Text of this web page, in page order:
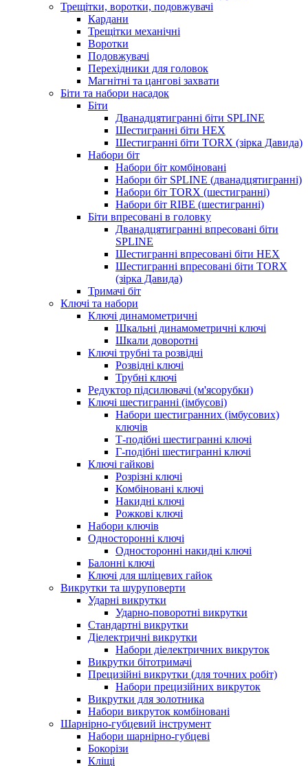
Трещітки, воротки, подовжувачі
Кардани
Трещітки механічні
Воротки
Подовжувачі
Перехідники для головок
Магнітні та цангові захвати
Біти та набори насадок
Біти
Дванадцятигранні біти SPLINE
Шестигранні біти HEX
Шестигранні біти TORX (зірка Давида)
Набори біт
Набори біт комбіновані
Набори біт SPLINE (дванадцятигранні)
Набори біт TORX (шестигранні)
Набори біт RIBE (шестигранні)
Біти впресовані в головку
Дванадцятигранні впресовані біти
SPLINE
Шестигранні впресовані біти HEX
Шестигранні впресовані біти TORX
(зірка Давида)
Тримачі біт
Ключі та набори
Ключі динамометричні
Шкальні динамометричні ключі
Шкали доворотні
Ключі трубні та розвідні
Розвідні ключі
Трубні ключі
Редуктор підсилювачі (м'ясорубки)
Ключі шестигранні (імбусові)
Набори шестигранних (імбусових)
ключів
Т-подібні шестигранні ключі
Г-подібні шестигранні ключі
Ключі гайкові
Розрізні ключі
Комбіновані ключі
Накидні ключі
Рожкові ключі
Набори ключів
Односторонні ключі
Односторонні накидні ключі
Балонні ключі
Ключі для шліцевих гайок
Викрутки та шуруповерти
Ударні викрутки
Ударно-поворотні викрутки
Стандартні викрутки
Діелектричні викрутки
Набори діелектричних викруток
Викрутки бітотримачі
Прецизійні викрутки (для точних робіт)
Набори прецизійних викруток
Викрутки для золотника
Набори викруток комбіновані
Шарнірно-губцевий інструмент
Набори шарнірно-губцеві
Бокорізи
Кліщі